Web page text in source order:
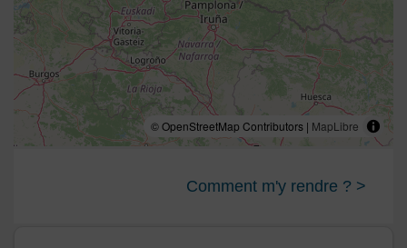
© OpenStreetMap Contributors | MapLibre
Comment m'y rendre ? >